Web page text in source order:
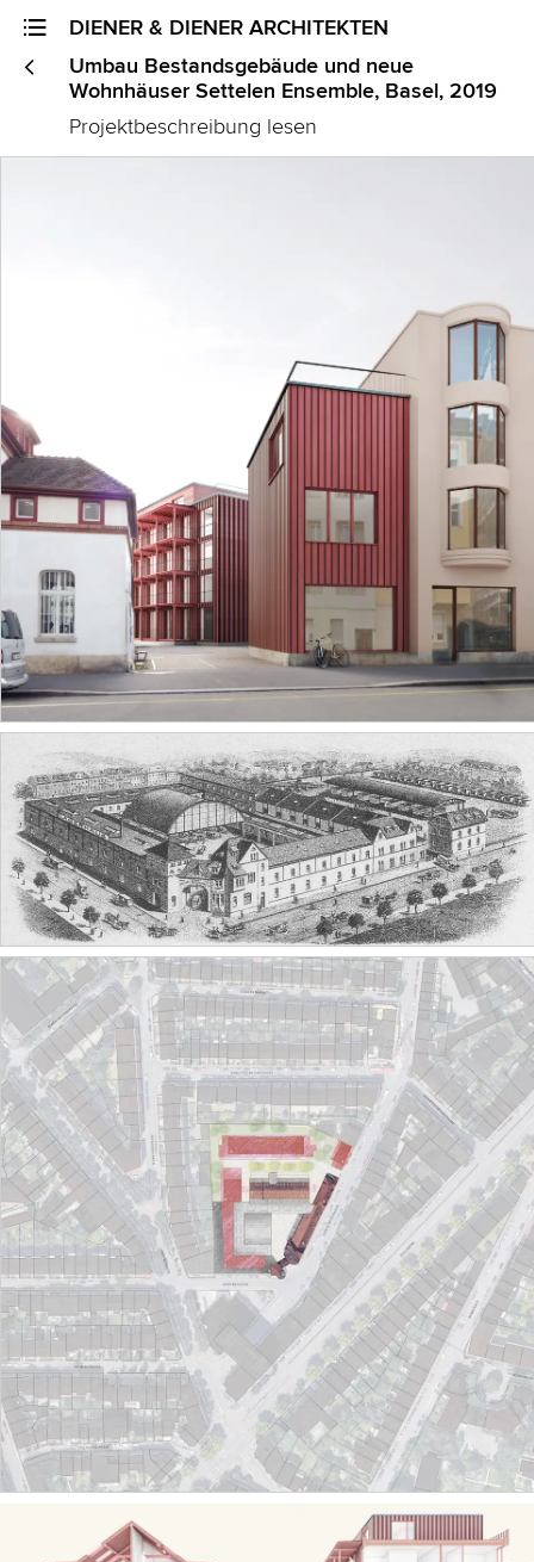
DIENER & DIENER ARCHITEKTEN
Umbau Bestandsgebäude und neue
Wohnhäuser Settelen Ensemble, Basel, 2019
Projektbeschreibung lesen